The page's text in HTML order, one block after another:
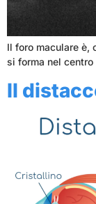
Il foro maculare è,
si forma nel
Il